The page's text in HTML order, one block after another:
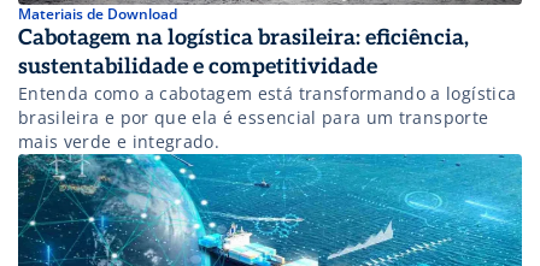
Materiais de Download
Cabotagem na logística brasileira: eficiência,
sustentabilidade e competitividade
Entenda como a cabotagem está transformando a logística
brasileira e por que ela é essencial para um transporte
mais verde e integrado.